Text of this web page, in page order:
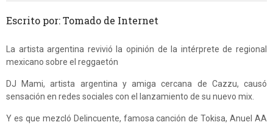
Escrito por: Tomado de Internet
La artista argentina revivió la opinión de la intérprete de regional
mexicano sobre el reggaetón
DJ Mami, artista argentina y amiga cercana de Cazzu, causó
sensación en redes sociales con el lanzamiento de su nuevo mix.
Y es que mezcló Delincuente, famosa canción de Tokisa, Anuel AA